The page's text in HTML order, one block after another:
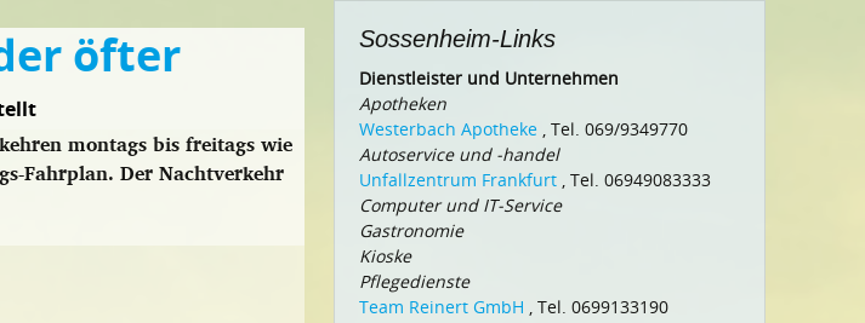
öfter
montags bis freitags wie
Fahrplan. Der Nachtverkehr
Sossenheim-Links
Dienstleister und Unternehmen
Apotheken
Westerbach Apotheke , Tel. 069/9349770
Autoservice und -handel
Unfallzentrum Frankfurt , Tel. 06949083333
Computer und IT-Service
Gastronomie
Kioske
Pflegedienste
Team Reinert GmbH , Tel. 0699133190